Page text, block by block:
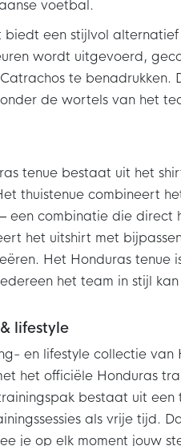
voetbal.
biedt een stijlvol
wordt uitgevoerd,
te benadrukken.
de wortels van het
tenue bestaat uit het
thuistenue combineert
een combinatie die direct
het uitshirt met
Het Honduras tenue
het team in stijl
lifestyle
en lifestyle collectie van
het officiële Honduras
bestaat uit
als vrije tijd.
je op elk moment jouw